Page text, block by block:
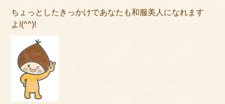
ちょっとしたきっかけであなたも和服美人になれます
よ!(^^)!